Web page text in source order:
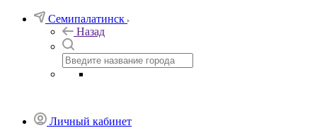
Семипалатинск
Назад
Личный кабинет